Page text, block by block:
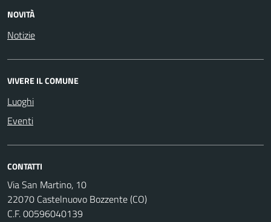
NOVITÀ
Notizie
VIVERE IL COMUNE
Luoghi
Eventi
CONTATTI
Via San Martino, 10
22070 Castelnuovo Bozzente (CO)
C.F. 00596040139